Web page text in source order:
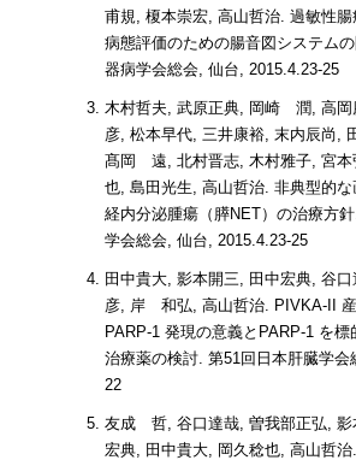
甫規, 榎本崇宏, 高山哲治. 過敏性腸
病態評価のための腸音図システム
器病学会総会, 仙台, 2015.4.23-25
木村哲夫, 武原正典, 岡崎 潤, 高岡
彦, 松本早代, 三井康裕, 末内辰尚,
髙岡 遠, 北村晋志, 木村雅子, 宮本
也, 島田光生, 高山哲治. 非典型的
経内分泌腫瘍（膵NET）の治療方
学会総会, 仙台, 2015.4.23-25
田中貴大, 影本開三, 田中宏典, 谷
彦, 岸 和弘, 高山哲治. PIVKA-II
PARP-1 発現の意義とPARP-1 を
治療薬の検討. 第51回日本肝臓学
22
友成 哲, 谷口達哉, 曽我部正弘, 影
宏典, 田中貴大, 岡久稔也, 高山哲